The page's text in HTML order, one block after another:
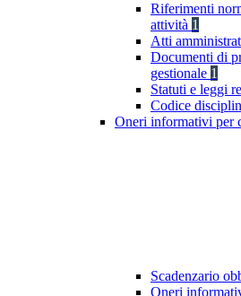
Riferimenti
attività 1
Atti
Documenti di
gestionale 1
Statuti e leggi
Codice
Oneri informativi per
Scadenzario
Oneri